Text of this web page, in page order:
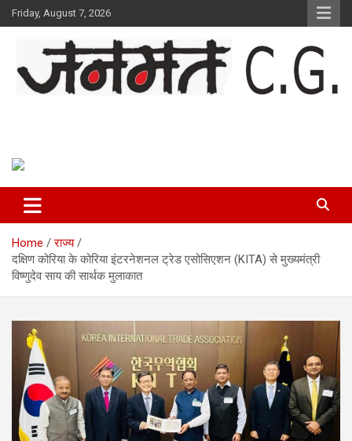
Skip
to
Friday, August 7, 2026
Home
राज्य
दक्षिण कोरिया के कोरिया इंटरनेशनल ट्रेड एसोसिएशन (KITA) से मुख्यमंत्री
विष्णुदेव साय की सार्थक मुलाकात